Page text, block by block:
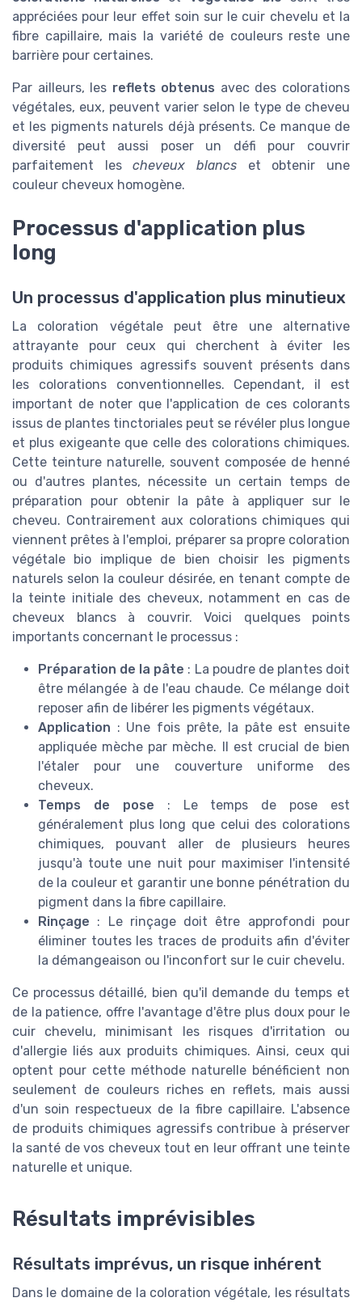
appréciées pour leur effet soin sur le cuir chevelu et la
fibre capillaire, mais la variété de couleurs reste une
barrière pour certaines.
Par ailleurs, les reflets obtenus avec des colorations
végétales, eux, peuvent varier selon le type de cheveu
et les pigments naturels déjà présents. Ce manque de
diversité peut aussi poser un défi pour couvrir
parfaitement lescheveux blancs et obtenir une
couleur cheveux homogène.
Processus d'application plus
long
Un processus d'application plus minutieux
La coloration végétale peut être une alternative
attrayante pour ceux qui cherchent à éviter les
produits chimiques agressifs souvent présents dans
les colorations conventionnelles. Cependant, il est
important de noter que l'application de ces colorants
issus de plantes tinctoriales peut se révéler plus longue
et plus exigeante que celle des colorations chimiques.
Cette teinture naturelle, souvent composée de henné
ou d'autres plantes, nécessite un certain temps de
préparation pour obtenir la pâte à appliquer sur le
cheveu. Contrairement aux colorations chimiques qui
viennent prêtes à l'emploi, préparer sa propre coloration
végétale bio implique de bien choisir les pigments
naturels selon la couleur désirée, en tenant compte de
la teinte initiale des cheveux, notamment en cas de
cheveux blancs à couvrir. Voici quelques points
importants concernant le processus :
Préparation de la pâte : La poudre de plantes doit
être mélangée à de l'eau chaude. Ce mélange doit
reposer afin de libérer les pigments végétaux.
Application : Une fois prête, la pâte est ensuite
appliquée mèche par mèche. Il est crucial de bien
l'étaler pour une couverture uniforme des
cheveux.
Temps de pose : Le temps de pose est
généralement plus long que celui des colorations
chimiques, pouvant aller de plusieurs heures
jusqu'à toute une nuit pour maximiser l'intensité
de la couleur et garantir une bonne pénétration du
pigment dans la fibre capillaire.
Rinçage : Le rinçage doit être approfondi pour
éliminer toutes les traces de produits afin d'éviter
la démangeaison ou l'inconfort sur le cuir chevelu.
Ce processus détaillé, bien qu'il demande du temps et
de la patience, offre l'avantage d'être plus doux pour le
cuir chevelu, minimisant les risques d'irritation ou
d'allergie liés aux produits chimiques. Ainsi, ceux qui
optent pour cette méthode naturelle bénéficient non
seulement de couleurs riches en reflets, mais aussi
d'un soin respectueux de la fibre capillaire. L'absence
de produits chimiques agressifs contribue à préserver
la santé de vos cheveux tout en leur offrant une teinte
naturelle et unique.
Résultats imprévisibles
Résultats imprévus, un risque inhérent
Dans le domaine de la coloration végétale, les résultats